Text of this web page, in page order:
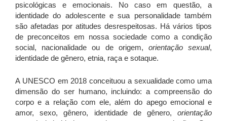
psicológicas e emocionais. No caso em questão, a
identidade do adolescente e sua personalidade também
são afetadas por atitudes desrespeitosas. Há vários tipos
de preconceitos em nossa sociedade como a condição
social, nacionalidade ou de origem, orientação sexual,
identidade de gênero, etnia, raça e sotaque.
A UNESCO em 2018 conceituou a sexualidade como uma
dimensão do ser humano, incluindo: a compreensão do
corpo e a relação com ele, além do apego emocional e
amor, sexo, gênero, identidade de gênero, orientação